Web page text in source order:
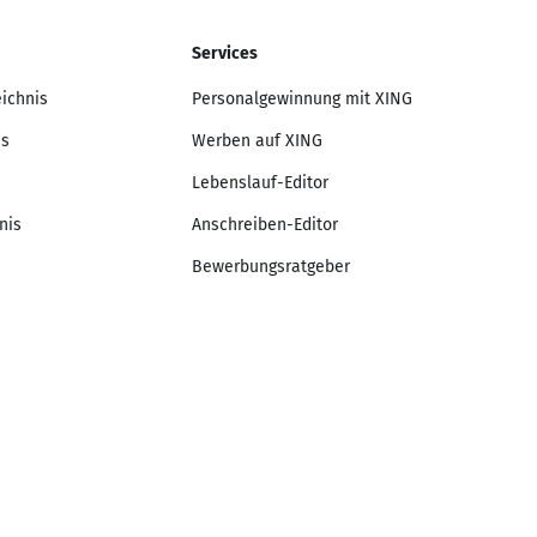
Services
Personalgewinnung mit XING
Werben auf XING
Lebenslauf-Editor
Anschreiben-Editor
Bewerbungsratgeber